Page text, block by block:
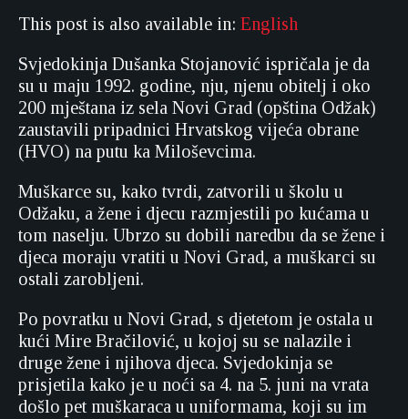
This post is also available in: English
Svjedokinja Dušanka Stojanović ispričala je da
su u maju 1992. godine, nju, njenu obitelj i oko
200 mještana iz sela Novi Grad (opština Odžak)
zaustavili pripadnici Hrvatskog vijeća obrane
(HVO) na putu ka Miloševcima.
Muškarce su, kako tvrdi, zatvorili u školu u
Odžaku, a žene i djecu razmjestili po kućama u
tom naselju. Ubrzo su dobili naredbu da se žene i
djeca moraju vratiti u Novi Grad, a muškarci su
ostali zarobljeni.
Po povratku u Novi Grad, s djetetom je ostala u
kući Mire Bračilović, u kojoj su se nalazile i
druge žene i njihova djeca. Svjedokinja se
prisjetila kako je u noći sa 4. na 5. juni na vrata
došlo pet muškaraca u uniformama, koji su im